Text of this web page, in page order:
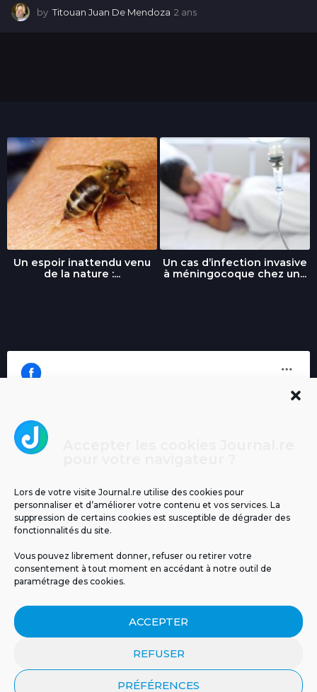
Lors de votre visite Journal.re utilise des cookies pour
personnaliser et d’améliorer votre contenu et vos services. La
suppression de certains cookies est susceptible de dégrader des
fonctionnalités du site.
Vous pouvez librement donner, refuser ou retirer votre
consentement à tout moment en accédant à notre outil de
paramétrage des cookies.
ACCEPTER
REFUSER
PRÉFÉRENCES
by Titouan Juan De Mendoza 2 ans
Un espoir inattendu venu
de la nature :...
Un cas d’infection invasive
à méningocoque chez un...
MENTIONS LÉGALES PUBLICITÉ
BLOG
NOS ÉMISSIONS
POLITIQUE DE CONFIDENTIALITÉ
CONTACT